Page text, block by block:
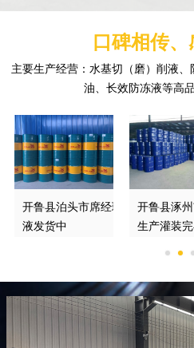
口碑相传
主要生产经营：水基切（磨）削液、
油、长效防冻液等高
订购的防锈切削液正
开鲁县泊头市席经理订购的
液发货中
开鲁县涿
生产灌装